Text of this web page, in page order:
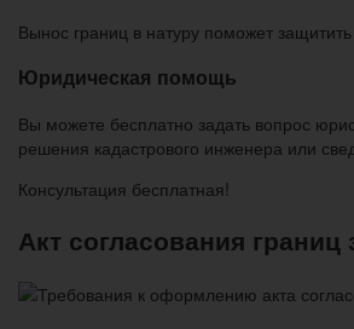
Вынос границ в натуру поможет
Юридическая помощь
Вы можете бесплатно задать вопрос
решения кадастрового инженера или
Консультация бесплатная!
Акт согласования